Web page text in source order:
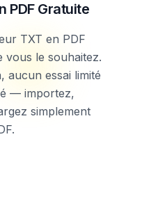
PDF Gratuite
TXT en PDF
vous le souhaitez.
aucun essai limité
— importez,
simplement